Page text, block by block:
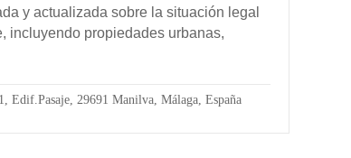
y actualizada sobre la situación legal
incluyendo propiedades urbanas,
Edif.Pasaje, 29691 Manilva, Málaga, España